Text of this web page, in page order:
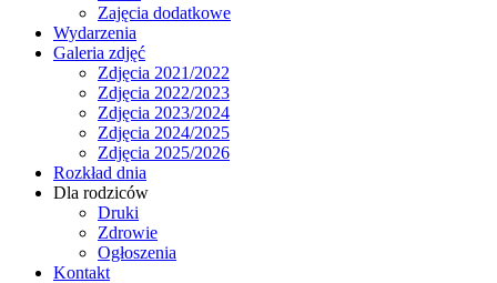
Zajęcia dodatkowe
Wydarzenia
Galeria zdjęć
Zdjęcia 2021/2022
Zdjęcia 2022/2023
Zdjęcia 2023/2024
Zdjęcia 2024/2025
Zdjęcia 2025/2026
Rozkład dnia
Dla rodziców
Druki
Zdrowie
Ogłoszenia
Kontakt